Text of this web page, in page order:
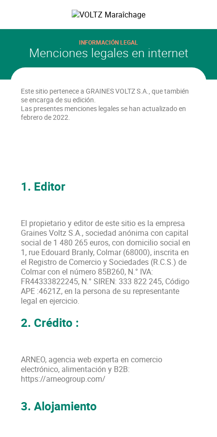
VOLTZ Maraîchage
INFORMACIÓN LEGAL
Menciones legales en internet
Este sitio pertenece a GRAINES VOLTZ S.A., que también
se encarga de su edición.
Las presentes menciones legales se han actualizado en
febrero de 2022.
1. Editor
El propietario y editor de este sitio es la empresa
Graines Voltz S.A., sociedad anónima con capital
social de 1 480 265euros, con domicilio social en
1, rue Edouard Branly, Colmar (68000), inscrita en
el Registro de Comercio y Sociedades (R.C.S.) de
Colmar con el número 85B260, N.° IVA:
FR44333822245, N.° SIREN: 333 822 245, Código
APE :4621Z, en la persona de su representante
legal en ejercicio.
2. Crédito :
ARNEO, agencia web experta en comercio
electrónico, alimentación y B2B:
https://arneogroup.com/
3. Alojamiento